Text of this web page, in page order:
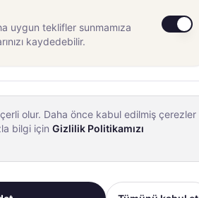
uygun teklifler sunmamıza
kaydedebilir.
olur. Daha önce kabul edilmiş çerezler
bilgi için Gizlilik Politikamızı